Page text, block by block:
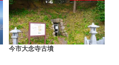
今市大念寺古墳